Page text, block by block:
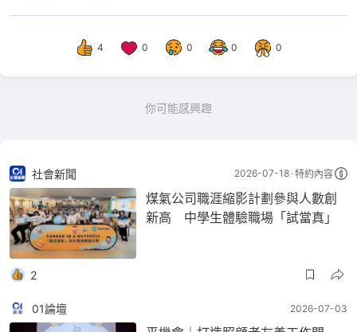
4 0 0 0 0
你可能感興趣
社會新聞 2026-07-18 特約內容
煤氣公司職涯縮影計劃參與人數創
新高 中學生體驗職場「試當真」
2
01論壇 2026-07-03